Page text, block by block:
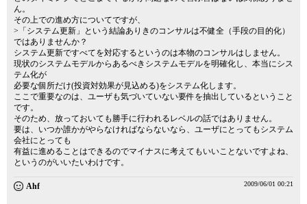
ん。
その上での進め方についてですが、
>「システム更新」という結論ありきのコンサルは不健全（手段の目的化）
ではありませんか？
システム更新ですべてを対応するというのは本物のコンサルはしません。
現状のシステムモデルからあるべきシステムモデルを明確化し、本当にシス
テム化が
必要な個所だけ(投資対効果が見込める)をシステム化します。
ここで重要なのは、ユーザも気づいていない要件を抽出しているということ
です。
そのため、放っておいても勝手に行われるレベルの話ではありません。
要は、いつか誰かがやらなければならないなら、ユーザにとってもシステム
会社にとっても
有益に進めることはできるのでマイナスに考えてもいいことないですよね、
というのがいいたいわけです。
Ahf 2009/06/01 00:21